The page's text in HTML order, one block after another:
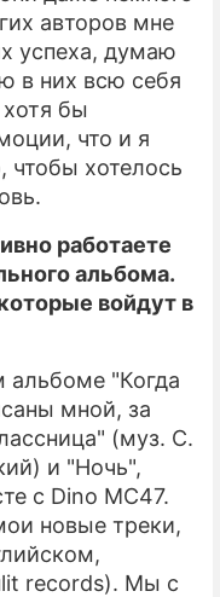
авторов мне
успеха, думаю
в них всю себя
бы
что и я
чтобы хотелось
работаете
альбома.
войдут в
альбоме "Когда
мной, за
(муз. С.
и "Ночь",
с Dino MC47.
новые треки,
records). Мы с